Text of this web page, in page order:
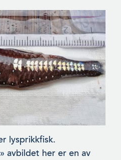
lysprikkfisk.
avbil­det her er en av